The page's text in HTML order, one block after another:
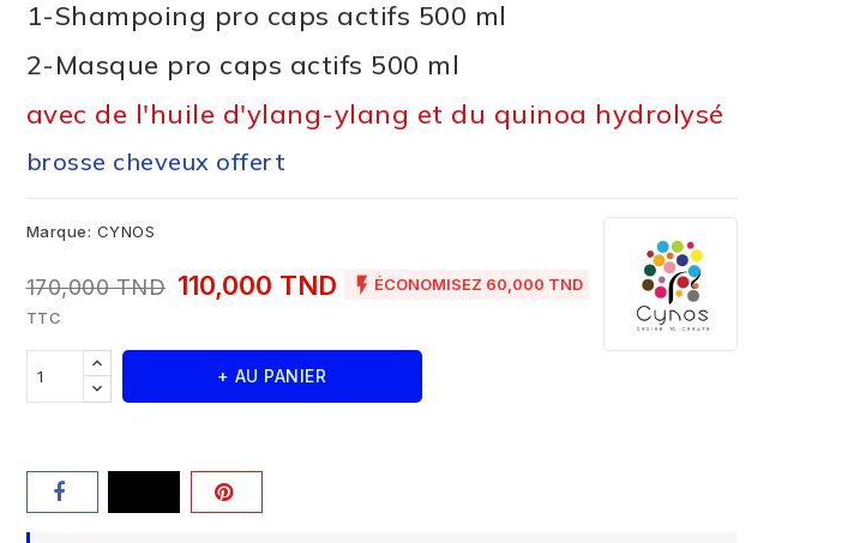
1-Shampoing pro caps actifs 500 ml
2-Masque pro caps actifs 500 ml
avec de l'huile d'ylang-ylang et du quinoa hydrolysé
brosse cheveux offert
Marque: CYNOS
170,000 TND 110,000 TND  ÉCONOMISEZ 60,000 TND
TTC
+ AU PANIER